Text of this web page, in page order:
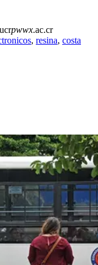
pwwx.ac.cr
, resina, costa